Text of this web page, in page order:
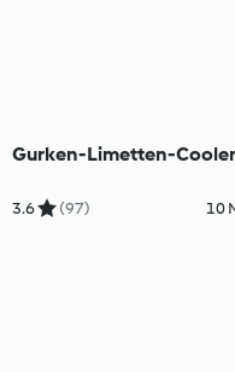
Gurken-Limetten-Cooler
3.6 (97) 10